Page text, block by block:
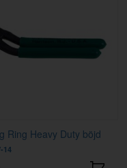
Ring Heavy Duty böjd
14